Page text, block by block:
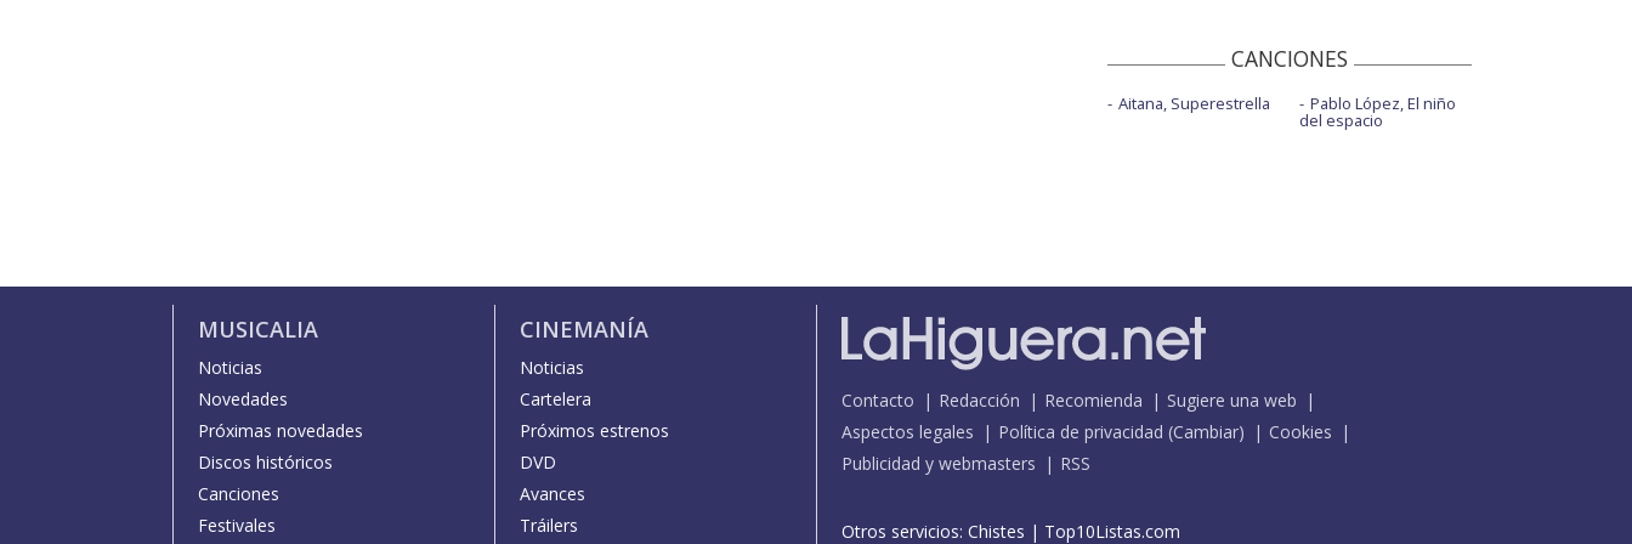
CANCIONES
Aitana, Superestrella Pablo López, El niño
del espacio
MUSICALIA
Noticias
Novedades
Próximas novedades
Discos históricos
Canciones
Festivales
CINEMANÍA
Noticias
Cartelera
Próximos estrenos
DVD
Avances
Tráilers
Contacto Redacción Recomienda
Sugiere una web
Aspectos legales
Política de privacidad (Cambiar)
Cookies
Publicidad y webmasters
RSS
Otros servicios: Chistes | Top10Listas.com